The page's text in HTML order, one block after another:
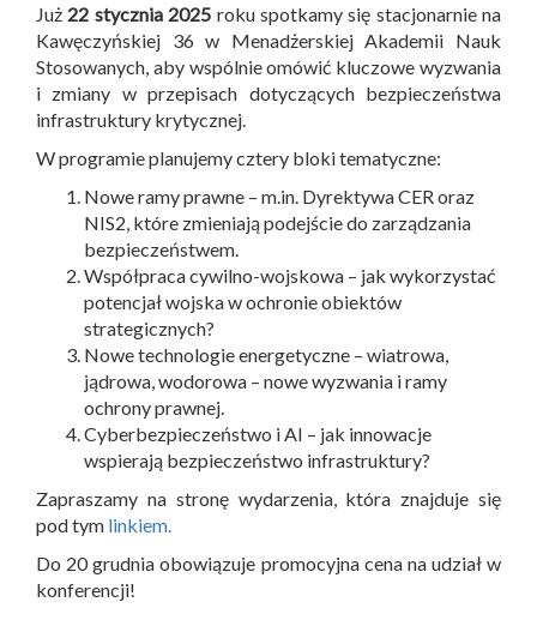
Już 22 stycznia 2025 roku spotkamy się stacjonarnie na
Kawęczyńskiej 36 w Menadżerskiej Akademii Nauk
Stosowanych, aby wspólnie omówić kluczowe wyzwania
i zmiany w przepisach dotyczących bezpieczeństwa
infrastruktury krytycznej.
W programie planujemy cztery bloki tematyczne:
Nowe ramy prawne – m.in. Dyrektywa CER oraz
NIS2, które zmieniają podejście do zarządzania
bezpieczeństwem.
Współpraca cywilno-wojskowa – jak wykorzystać
potencjał wojska w ochronie obiektów
strategicznych?
Nowe technologie energetyczne – wiatrowa,
jądrowa, wodorowa – nowe wyzwania i ramy
ochrony prawnej.
Cyberbezpieczeństwo i AI – jak innowacje
wspierają bezpieczeństwo infrastruktury?
Zapraszamy na stronę wydarzenia, która znajduje się
pod tym linkiem.
Do 20 grudnia obowiązuje promocyjna cena na udział w
konferencji!